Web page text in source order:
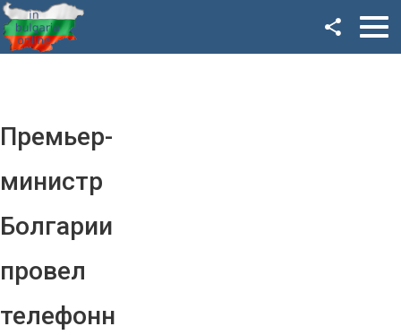
Премьер-
министр
Болгарии
провел
телефонн